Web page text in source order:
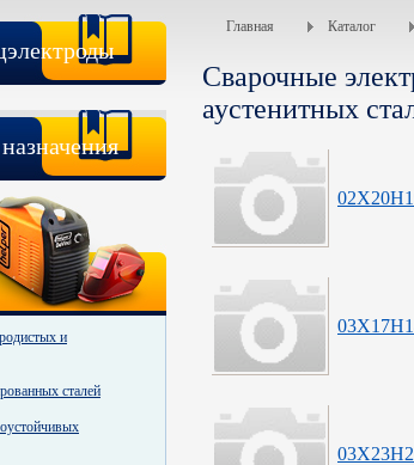
и
сталей
Главная Каталог
Сварочные
аустенитных